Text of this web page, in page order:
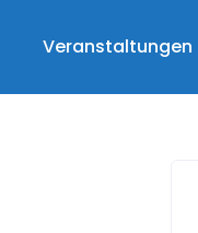
Veranstaltungen